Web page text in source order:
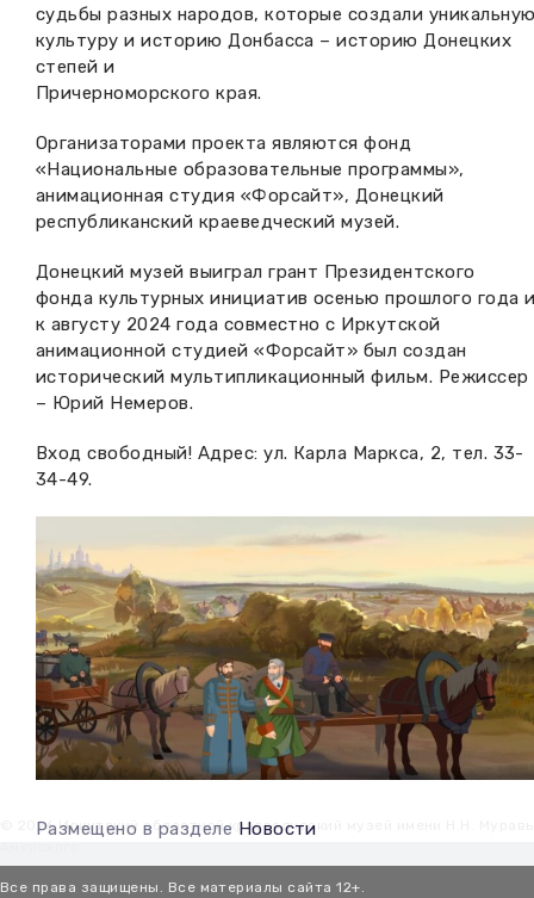
Партнеры
судьбы разных народов, которые создали
культуру и историю Донбасса – историю Донецких
степей и
Причерноморского края.
Организаторами проекта являются фонд
«Национальные образовательные программы»,
анимационная студия «Форсайт», Донецкий
республиканский краеведческий музей.
Донецкий музей выиграл грант Президентского
фонда культурных инициатив осенью прошлого года
к августу 2024 года совместно с Иркутской
анимационной студией «Форсайт» был создан
исторический мультипликационный фильм. Режиссер
– Юрий Немеров.
Вход свободный! Адрес: ул. Карла Маркса, 2, тел. 33-
34-49.
Размещено в разделе Новости
© 2026 Иркутский областной краеведческий музей имени Н.Н.
Все права защищены. Все материалы сайта 12+.